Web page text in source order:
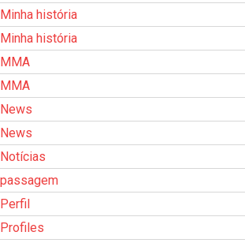
Minha história
Minha história
MMA
MMA
News
News
Notícias
passagem
Perfil
Profiles